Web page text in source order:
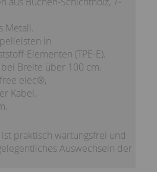
Metall.
in
Elementen (TPE-E).
Breite über 100 cm.
elec®,
Kabel.
praktisch wartungsfrei und
Auswechseln der